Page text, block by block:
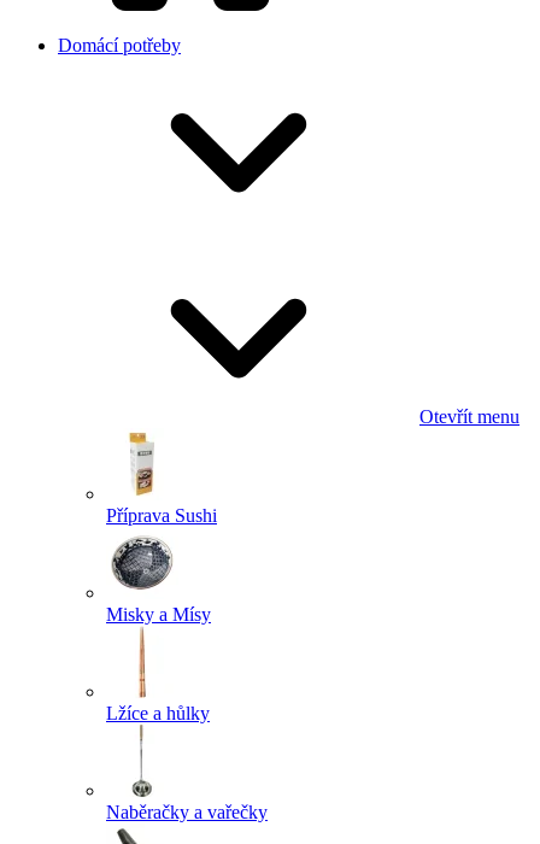
Domácí potřeby
Otevřít menu
Příprava Sushi
Misky a Mísy
Lžíce a hůlky
Naběračky a vařečky